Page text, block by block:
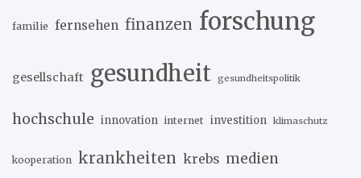
familie fernsehen finanzen forschung
gesellschaft gesundheit gesundheitspolitik
hochschule innovation internet investition klimaschutz
kooperation krankheiten krebs medien